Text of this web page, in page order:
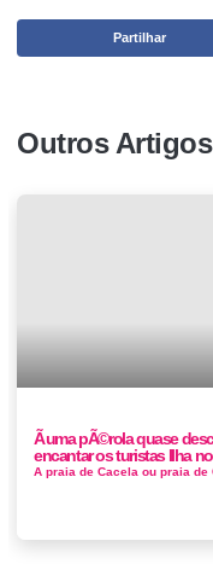
Partilhar
Outros
Ã uma pÃ©rola quase
encantar os turistas Ilha